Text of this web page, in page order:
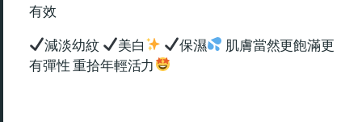
有效
減淡幼紋 美白 保濕
肌膚當然更飽滿更
有彈性 重拾年輕活力